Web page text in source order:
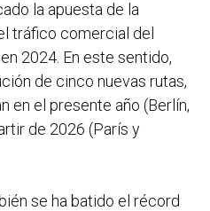
la apuesta de la
tráfico comercial del
2024. En este sentido,
de cinco nuevas rutas,
en el presente año (Berlín,
de 2026 (París y
se ha batido el récord